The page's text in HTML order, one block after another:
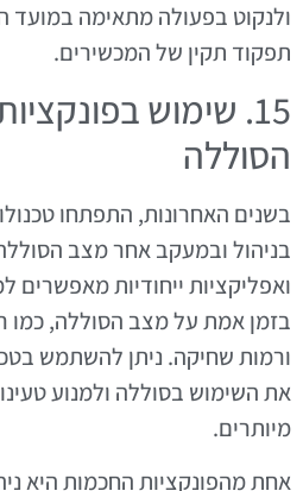
ולנקוט בפעולה מתאימה במועד
תפקוד תקין של המכשירים.
15. שימוש
הסוללה
בשנים האחרונות, התפתחו
בניהול ובמעקב אחר מצב
ואפליקציות ייחודיות
בזמן אמת על מצב הסוללה, כמו
ורמות שחיקה. ניתן להשתמש
את השימוש בסוללה ולמנוע
מיותרים.
אחת מהפונקציות החכמות היא